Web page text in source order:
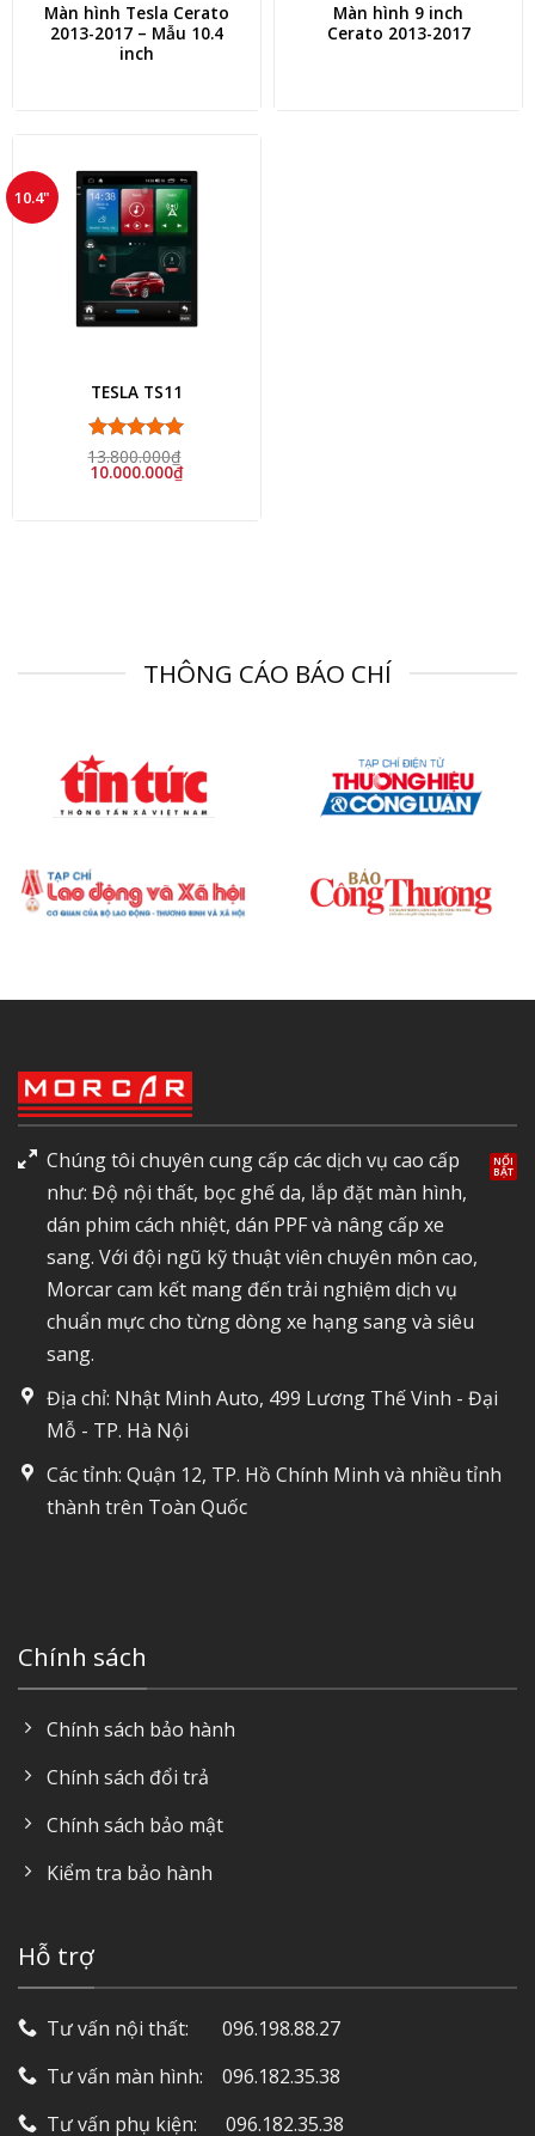
Màn hình Tesla Cerato
2013-2017 – Mẫu 10.4
inch
Màn hình 9 inch
Cerato 2013-2017
10.4"
TESLA TS11
Được xếp
hạng55
13.800.000₫
Giá
10.000.000₫Giá
THÔNG CÁO BÁO CHÍ
Chúng tôi chuyên cung cấp các dịch vụ cao cấp
như: Độ nội thất, bọc ghế da, lắp đặt màn hình,
dán phim cách nhiệt, dán PPF và nâng cấp xe
sang. Với đội ngũ kỹ thuật viên chuyên môn cao,
Morcar cam kết mang đến trải nghiệm dịch vụ
chuẩn mực cho từng dòng xe hạng sang và siêu
sang.
Địa chỉ: Nhật Minh Auto, 499 Lương Thế Vinh - Đại
Mỗ - TP. Hà Nội
Các tỉnh: Quận 12, TP. Hồ Chính Minh và nhiều tỉnh
thành trên Toàn Quốc
Chính sách
Chính sách bảo hành
Chính sách đổi trả
Chính sách bảo mật
Kiểm tra bảo hành
Hỗ trợ
Tư vấn nội thất: ‎ ‎ ‎ ‎ ‎ ‎ 096.198.88.27
Tư vấn màn hình: ‎ ‎ ‎ 096.182.35.38
Tư vấn phụ kiện: ‎ ‎ ‎ ‎‎ ‎ 096.182.35.38